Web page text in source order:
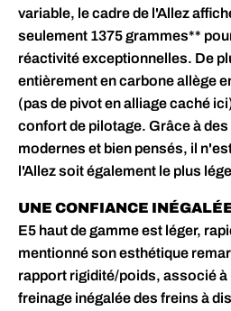
variable, le cadre de l'Allez
seulement 1375 grammes**
réactivité exceptionnelles. De
entièrement en carbone allège
(pas de pivot en alliage caché
confort de pilotage. Grâce à
modernes et bien pensés, il
l'Allez soit également le plus
UNE CONFIANCE
E5 haut de gamme est léger,
mentionné son esthétique
rapport rigidité/poids, associé à
freinage inégalée des freins à